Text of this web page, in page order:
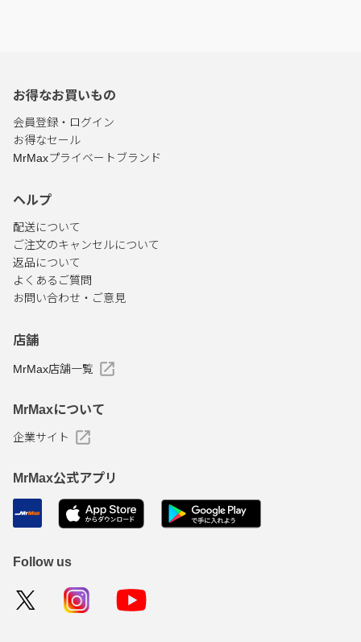
お得なお買いもの
会員登録・ログイン
お得なセール
MrMaxプライベートブランド
ヘルプ
配送について
ご注文のキャンセルについて
返品について
よくあるご質問
お問い合わせ・ご意見
店舗
MrMax店舗一覧
MrMaxについて
企業サイト
MrMax公式アプリ
Follow us